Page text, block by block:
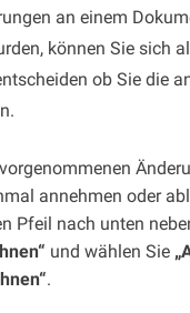
an einem
können Sie sich
ob Sie die
annehmen oder
Pfeil nach unten
und wählen Sie
.